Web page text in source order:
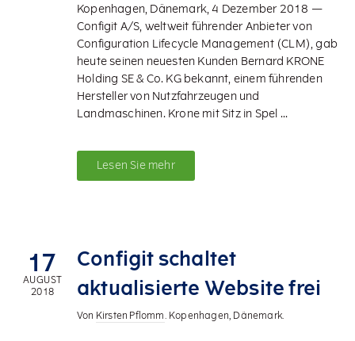
Kopenhagen, Dänemark, 4 Dezember 2018 —
Configit A/S, weltweit führender Anbieter von
Configuration Lifecycle Management (CLM), gab
heute seinen neuesten Kunden Bernard KRONE
Holding SE & Co. KG bekannt, einem führenden
Hersteller von Nutzfahrzeugen und
Landmaschinen. Krone mit Sitz in Spel ...
Lesen Sie mehr
17
AUGUST
2018
Configit schaltet
aktualisierte Website frei
Von Kirsten Pflomm. Kopenhagen, Dänemark.